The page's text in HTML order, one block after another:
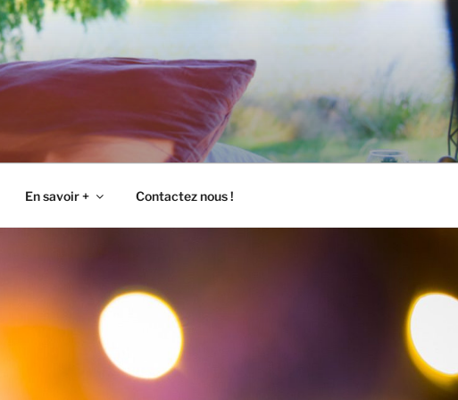
En savoir + Contactez nous !